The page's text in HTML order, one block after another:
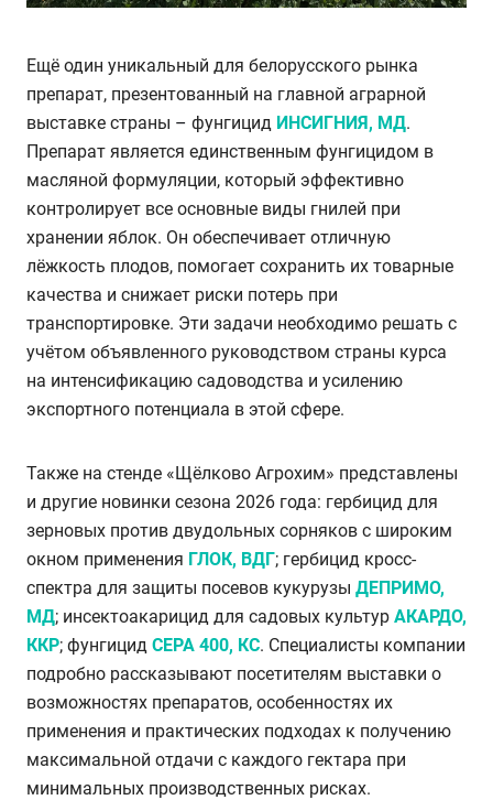
Ещё один уникальный для белорусского рынка
препарат, презентованный на главной аграрной
выставке страны – фунгицид ИНСИГНИЯ, МД.
Препарат является единственным фунгицидом в
масляной формуляции, который эффективно
контролирует все основные виды гнилей при
хранении яблок. Он обеспечивает отличную
лёжкость плодов, помогает сохранить их товарные
качества и снижает риски потерь при
транспортировке. Эти задачи необходимо решать с
учётом объявленного руководством страны курса
на интенсификацию садоводства и усилению
экспортного потенциала в этой сфере.
Также на стенде «Щёлково Агрохим» представлены
и другие новинки сезона 2026 года: гербицид для
зерновых против двудольных сорняков с широким
окном применения ГЛОК, ВДГ; гербицид кросс-
спектра для защиты посевов кукурузы ДЕПРИМО,
МД; инсектоакарицид для садовых культур АКАРДО,
ККР; фунгицид СЕРА 400, КС. Специалисты компании
подробно рассказывают посетителям выставки о
возможностях препаратов, особенностях их
применения и практических подходах к получению
максимальной отдачи с каждого гектара при
минимальных производственных рисках.